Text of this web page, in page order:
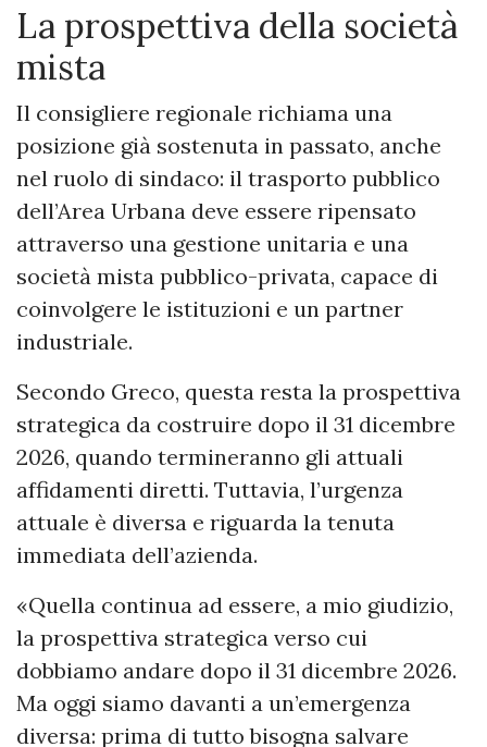
La prospettiva della società
mista
Il consigliere regionale richiama una
posizione già sostenuta in passato, anche
nel ruolo di sindaco: il trasporto pubblico
dell’Area Urbana deve essere ripensato
attraverso una gestione unitaria e una
società mista pubblico-privata, capace di
coinvolgere le istituzioni e un partner
industriale.
Secondo Greco, questa resta la prospettiva
strategica da costruire dopo il 31 dicembre
2026, quando termineranno gli attuali
affidamenti diretti. Tuttavia, l’urgenza
attuale è diversa e riguarda la tenuta
immediata dell’azienda.
«Quella continua ad essere, a mio giudizio,
la prospettiva strategica verso cui
dobbiamo andare dopo il 31 dicembre 2026.
Ma oggi siamo davanti a un’emergenza
diversa: prima di tutto bisogna salvare